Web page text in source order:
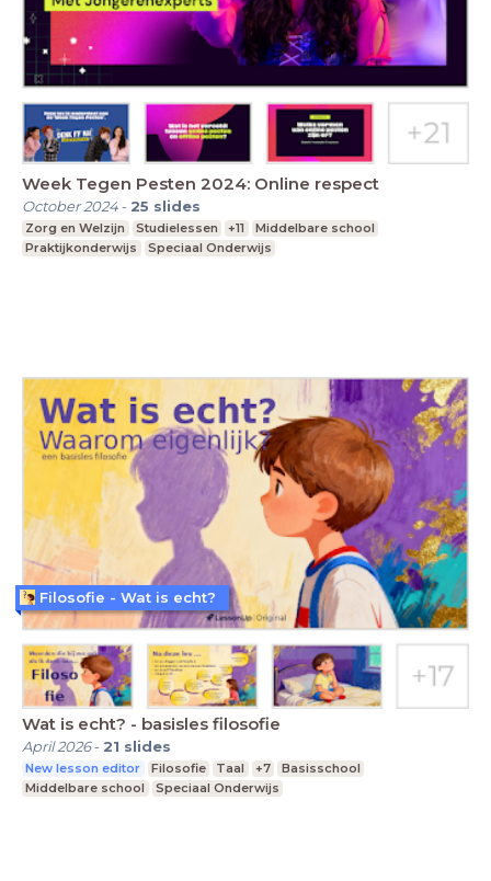
Week Tegen Pesten 2024: Online respect
October 2024- 25 slides
Zorg en Welzijn Studielessen +11
Middelbare school
Praktijkonderwijs
Speciaal Onderwijs
Wat is echt? - basisles filosofie
April 2026- 21 slides
New lesson editor Filosofie Taal +7
Basisschool
Middelbare school
Speciaal Onderwijs
Filosofie - Wat is echt?